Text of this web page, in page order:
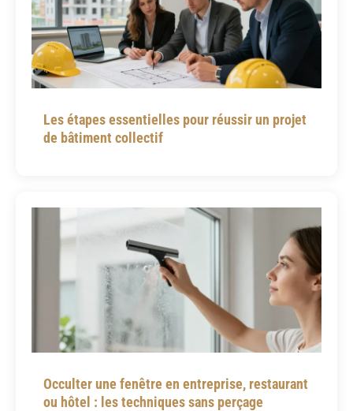
Les étapes essentielles pour réussir un projet
de bâtiment collectif
Occulter une fenêtre en entreprise, restaurant
ou hôtel : les techniques sans perçage